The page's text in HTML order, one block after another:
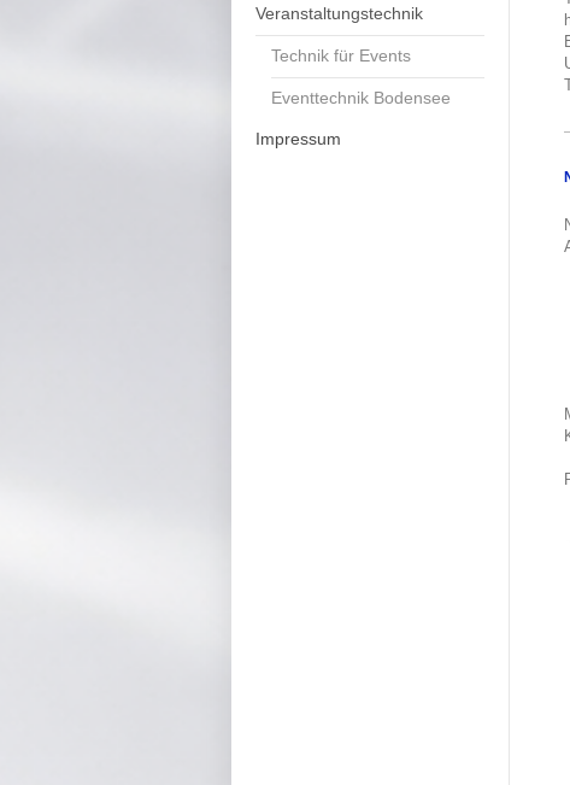
Veranstaltungstechnik
Technik für Events
Eventtechnik Bodensee
Impressum